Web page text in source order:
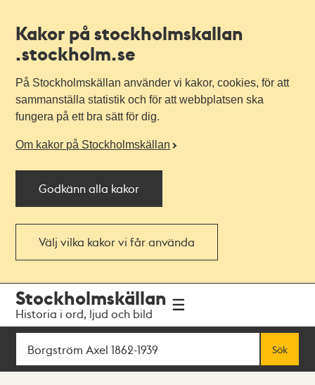
Kakor på stockholmskallan
.stockholm.se
På Stockholmskällan använder vi kakor, cookies, för att
sammanställa statistik och för att webbplatsen ska
fungera på ett bra sätt för dig.
Om kakor på Stockholmskällan
Godkänn alla kakor
Välj vilka kakor vi får använda
navigationen
huvudinnehållet
Stockholmskällan
Historia i ord, ljud och bild
Sök
Sök